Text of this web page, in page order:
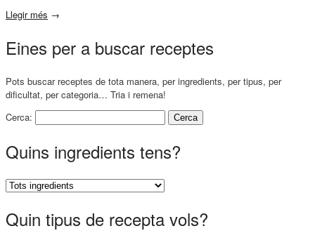
Llegir més →
Eines per a buscar receptes
Pots buscar receptes de tota manera, per ingredients, per tipus, per
dificultat, per categoria… Tria i remena!
Cerca:
Quins ingredients tens?
Quin tipus de recepta vols?